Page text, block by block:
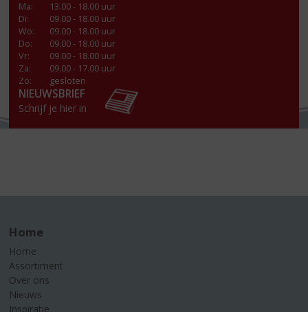
Ma:
13.00 - 18.00 uur
Di:
09.00 - 18.00 uur
Wo:
09.00 - 18.00 uur
Do:
09.00 - 18.00 uur
Vr:
09.00 - 18.00 uur
Za:
09.00 - 17.00 uur
Zo:
gesloten
NIEUWSBRIEF
Schrijf je hier in
Home
Home
Assortiment
Over ons
Nieuws
Inspiratie